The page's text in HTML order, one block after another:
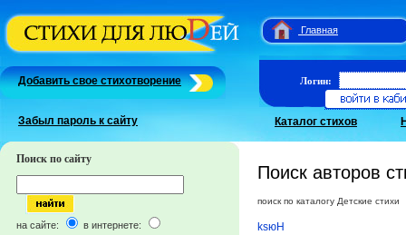
Главная
Добавить свое стихотворение
Забыл пароль к сайту
Логин:
Каталог стихов
Поиск по сайту
на сайте: в интернете:
Поиск авторов
поиск по каталогу Детские стихи
ksюН